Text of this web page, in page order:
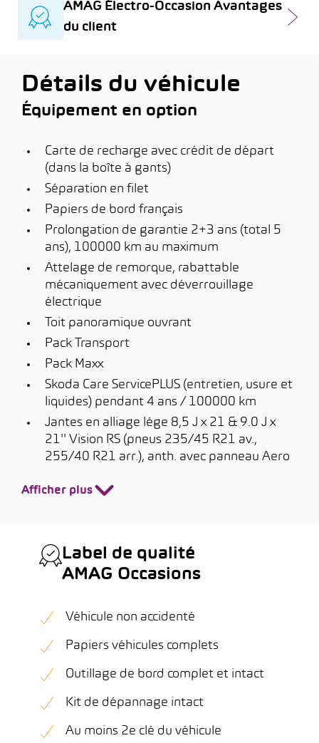
AMAG Électro-Occasion Avantages
du client
Détails du véhicule
Équipement en option
Carte de recharge avec crédit de départ
(dans la boîte à gants)
Séparation en filet
Papiers de bord français
Prolongation de garantie 2+3 ans (total 5
ans), 100000 km au maximum
Attelage de remorque, rabattable
mécaniquement avec déverrouillage
électrique
Toit panoramique ouvrant
Pack Transport
Pack Maxx
Skoda Care ServicePLUS (entretien, usure et
liquides) pendant 4 ans / 100000 km
Jantes en alliage lége 8,5 J x 21 & 9.0 J x
21'' Vision RS (pneus 235/45 R21 av.,
255/40 R21 arr.), anth. avec panneau Aero
Afficher plus
Label de qualité
AMAG Occasions
Véhicule non accidenté
Papiers véhicules complets
Outillage de bord complet et intact
Kit de dépannage intact
Au moins 2e clé du véhicule